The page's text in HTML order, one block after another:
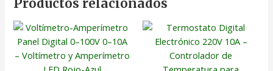
Productos relacionados